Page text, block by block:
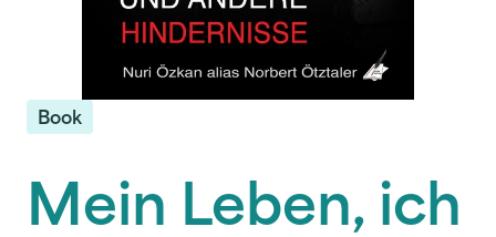
Book
Mein Leben, ich